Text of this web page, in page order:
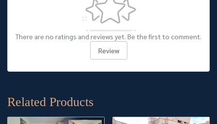
There are no ratings and reviews yet. Be the first to comment.
Review
Related Products